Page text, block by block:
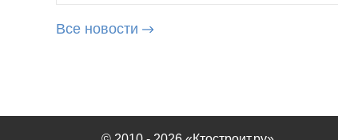
Все новости